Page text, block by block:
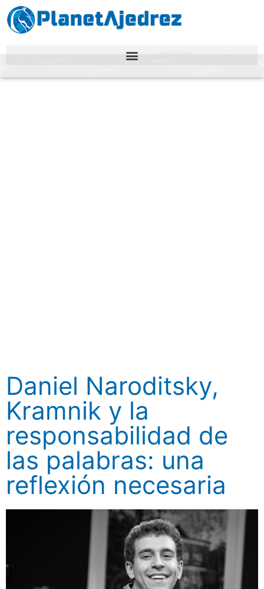
Daniel Naroditsky,
Kramnik y la
responsabilidad de
las palabras: una
reflexión necesaria